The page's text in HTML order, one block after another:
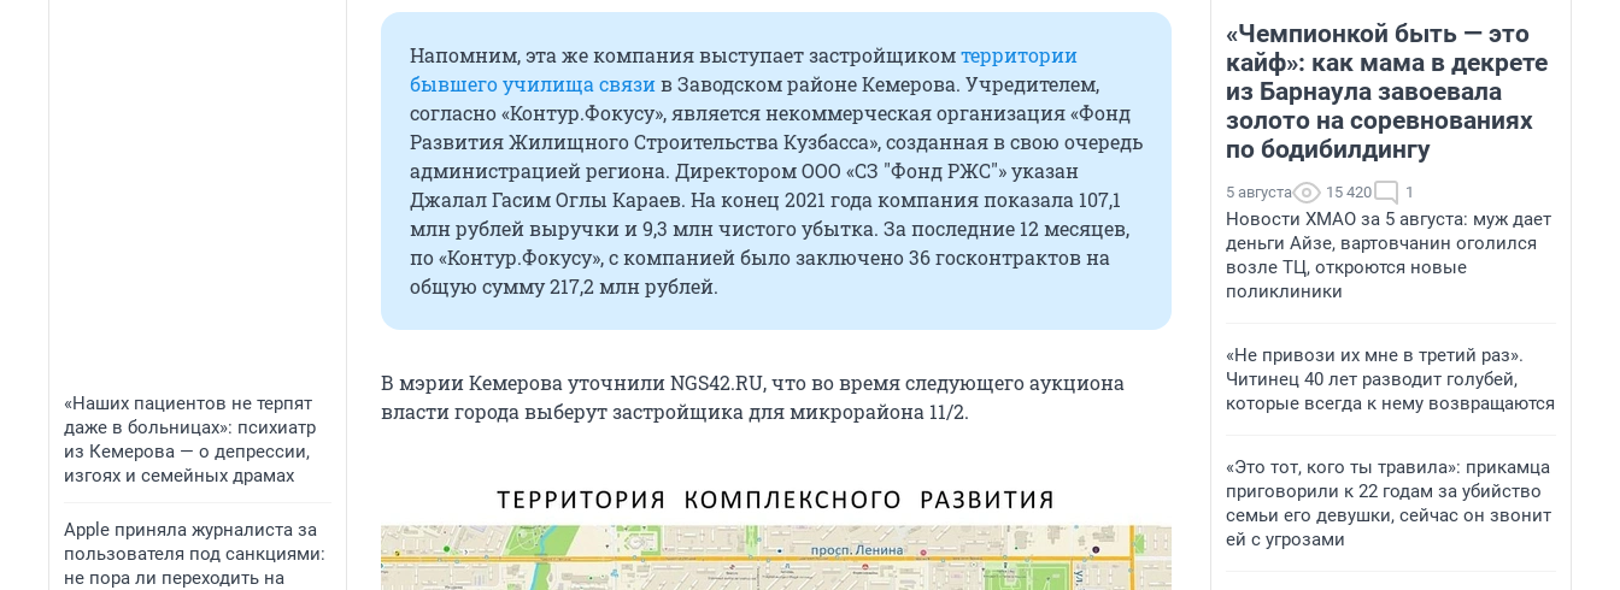
«Наших пациентов не терпят
даже в больницах»: психиатр
из Кемерова — о депрессии,
изгоях и семейных драмах
Apple приняла журналиста за
пользователя под санкциями:
не пора ли переходить на
Напомним, эта же компания выступает застройщикомтерритории
бывшего училища связив Заводском районе Кемерова. Учредителем,
согласно «Контур.Фокусу», является некоммерческая организация «Фонд
Развития Жилищного Строительства Кузбасса», созданная в свою очередь
администрацией региона. Директором ООО «СЗ "Фонд РЖС"» указан
Джалал Гасим Оглы Караев. На конец 2021 года компания показала 107,1
млн рублей выручки и 9,3 млн чистого убытка. За последние 12 месяцев,
по «Контур.Фокусу», с компанией было заключено 36 госконтрактов на
общую сумму 217,2 млн рублей.
В мэрии Кемерова уточнили NGS42.RU, что во время следующего аукциона
власти города выберут застройщика для микрорайона 11/2.
«Чемпионкой быть — это
кайф»: как мама в декрете
из Барнаула завоевала
золото на соревнованиях
по бодибилдингу
5 августа 15 420 1
Новости ХМАО за 5 августа: муж дает
деньги Айзе, вартовчанин оголился
возле ТЦ, откроются новые
поликлиники
«Не привози их мне в третий раз».
Читинец 40 лет разводит голубей,
которые всегда к нему возвращаются
«Это тот, кого ты травила»: прикамца
приговорили к 22 годам за убийство
семьи его девушки, сейчас он звонит
ей с угрозами